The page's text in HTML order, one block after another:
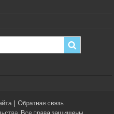
Обратная связь